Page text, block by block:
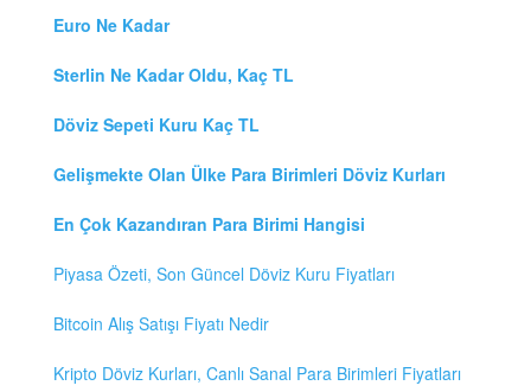
Euro Ne Kadar
Sterlin Ne Kadar Oldu, Kaç TL
Döviz Sepeti Kuru Kaç TL
Gelişmekte Olan Ülke Para Birimleri Döviz Kurları
En Çok Kazandıran Para Birimi Hangisi
Piyasa Özeti, Son Güncel Döviz Kuru Fiyatları
Bitcoin Alış Satışı Fiyatı Nedir
Kripto Döviz Kurları, Canlı Sanal Para Birimleri Fiyatları